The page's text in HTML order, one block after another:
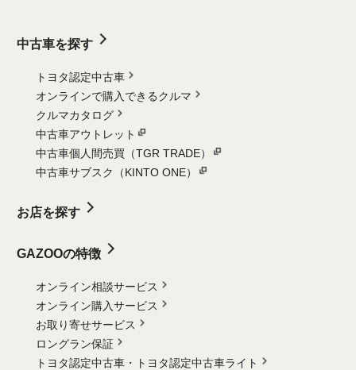
中古車を探す
トヨタ認定中古車
オンラインで購入できるクルマ
クルマカタログ
中古車アウトレット
中古車個人間売買（TGR TRADE）
中古車サブスク（KINTO ONE）
お店を探す
GAZOOの特徴
オンライン相談サービス
オンライン購入サービス
お取り寄せサービス
ロングラン保証
トヨタ認定中古車・
トヨタ認定中古車ライト